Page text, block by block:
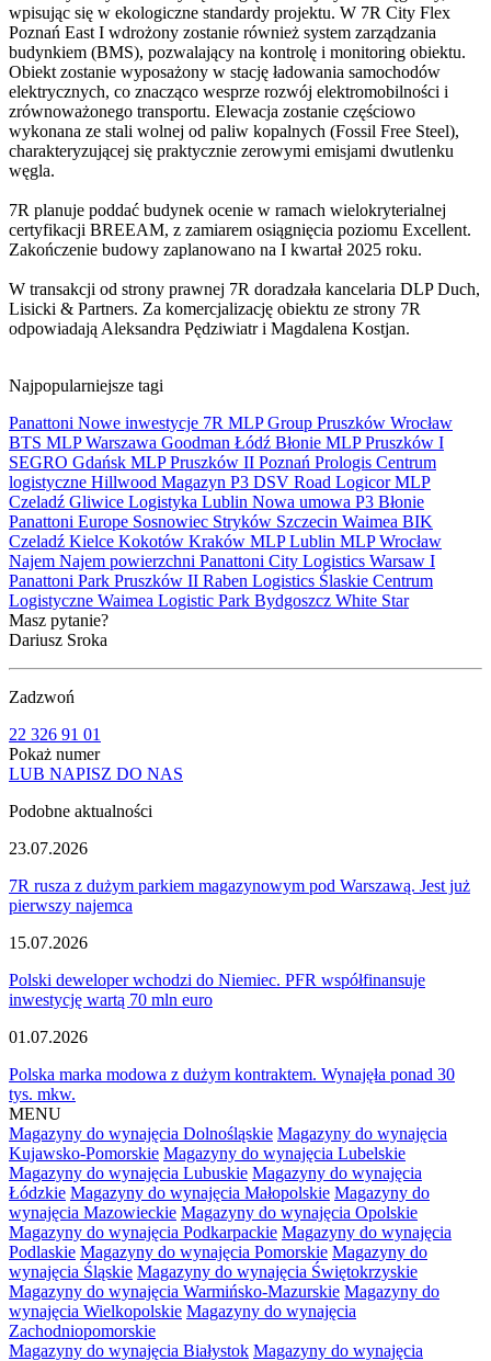
wpisując się w ekologiczne standardy projektu. W 7R City Flex
Poznań East I wdrożony zostanie również system zarządzania
budynkiem (BMS), pozwalający na kontrolę i monitoring obiektu.
Obiekt zostanie wyposażony w stację ładowania samochodów
elektrycznych, co znacząco wesprze rozwój elektromobilności i
zrównoważonego transportu. Elewacja zostanie częściowo
wykonana ze stali wolnej od paliw kopalnych (Fossil Free Steel),
charakteryzującej się praktycznie zerowymi emisjami dwutlenku
węgla.
7R planuje poddać budynek ocenie w ramach wielokryterialnej
certyfikacji BREEAM, z zamiarem osiągnięcia poziomu Excellent.
Zakończenie budowy zaplanowano na I kwartał 2025 roku.
W transakcji od strony prawnej 7R doradzała kancelaria DLP Duch,
Lisicki & Partners. Za komercjalizację obiektu ze strony 7R
odpowiadają Aleksandra Pędziwiatr i Magdalena Kostjan.
Najpopularniejsze tagi
Panattoni Nowe inwestycje 7R MLP Group Pruszków Wrocław
BTS MLPWarszawa Goodman Łódź Błonie MLP Pruszków I
SEGRO Gdańsk MLP Pruszków II Poznań Prologis Centrum
logistyczne Hillwood Magazyn P3 DSV Road LogicorMLP
Czeladź Gliwice Logistyka Lublin Nowa umowa P3 Błonie
Panattoni Europe Sosnowiec Stryków Szczecin Waimea BIK
Czeladź Kielce Kokotów Kraków MLP Lublin MLP Wrocław
Najem Najem powierzchni Panattoni City Logistics Warsaw I
Panattoni Park Pruszków II Raben Logistics Ślaskie Centrum
Logistyczne Waimea Logistic Park Bydgoszcz White Star
Masz pytanie?
Dariusz Sroka
Zadzwoń
22 326 91 01
Pokaż numer
LUB NAPISZ DO NAS
Podobne aktualności
23.07.2026
7R rusza z dużym parkiem magazynowym pod Warszawą. Jest już
pierwszy najemca
15.07.2026
Polski deweloper wchodzi do Niemiec. PFR współfinansuje
inwestycję wartą 70 mln euro
01.07.2026
Polska marka modowa z dużym kontraktem. Wynajęła ponad 30
tys. mkw.
MENU
Magazyny do wynajęcia Dolnośląskie Magazyny do wynajęcia
Kujawsko-Pomorskie Magazyny do wynajęcia Lubelskie
Magazyny do wynajęcia Lubuskie Magazyny do wynajęcia
Łódzkie Magazyny do wynajęcia Małopolskie Magazyny do
wynajęcia Mazowieckie Magazyny do wynajęcia Opolskie
Magazyny do wynajęcia Podkarpackie Magazyny do wynajęcia
Podlaskie Magazyny do wynajęcia Pomorskie Magazyny do
wynajęcia Śląskie Magazyny do wynajęcia Świętokrzyskie
Magazyny do wynajęcia Warmińsko-Mazurskie Magazyny do
wynajęcia Wielkopolskie Magazyny do wynajęcia
Zachodniopomorskie
Magazyny do wynajęcia Białystok Magazyny do wynajęcia